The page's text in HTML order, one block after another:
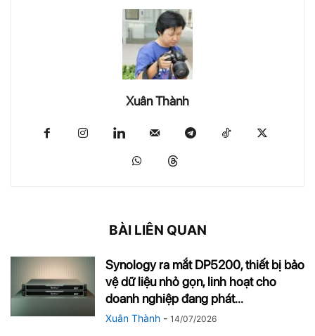
Xuân Thành
BÀI LIÊN QUAN
Synology ra mắt DP5200, thiết bị bảo
vệ dữ liệu nhỏ gọn, linh hoạt cho
doanh nghiệp đang phát...
Xuân Thành - 14/07/2026